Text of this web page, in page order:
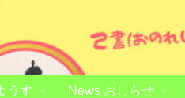
うす News おしらせ